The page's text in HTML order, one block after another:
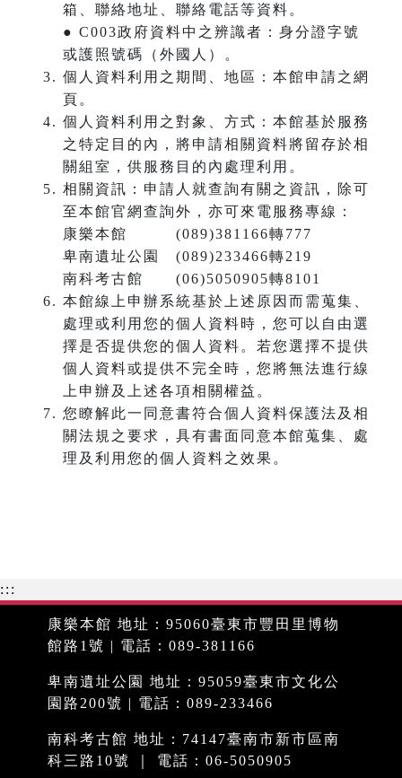
箱、聯絡地址、聯絡電話等資料。
● C003政府資料中之辨識者：身分證字號
或護照號碼（外國人）。
個人資料利用之期間、地區：本館申請之網
頁。
個人資料利用之對象、方式：本館基於服務
之特定目的內，將申請相關資料將留存於相
關組室，供服務目的內處理利用。
相關資訊：申請人就查詢有關之資訊，除可
至本館官網查詢外，亦可來電服務專線：
康樂本館 (089)381166轉777
卑南遺址公園 (089)233466轉219
南科考古館 (06)5050905轉8101
本館線上申辦系統基於上述原因而需蒐集、
處理或利用您的個人資料時，您可以自由選
擇是否提供您的個人資料。若您選擇不提供
個人資料或提供不完全時，您將無法進行線
上申辦及上述各項相關權益。
您瞭解此一同意書符合個人資料保護法及相
關法規之要求，具有書面同意本館蒐集、處
理及利用您的個人資料之效果。
:::
康樂本館 地址：95060臺東市豐田里博物
館路1號 | 電話：089-381166
卑南遺址公園 地址：95059臺東市文化公
園路200號 | 電話：089-233466
南科考古館 地址：74147臺南市新市區南
科三路10號 ｜ 電話：06-5050905